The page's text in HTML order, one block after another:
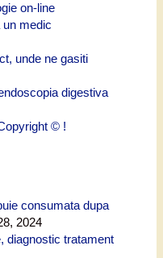
on-line
medic
unde ne gasiti
digestiva
© !
consumata dupa
2024
diagnostic tratament